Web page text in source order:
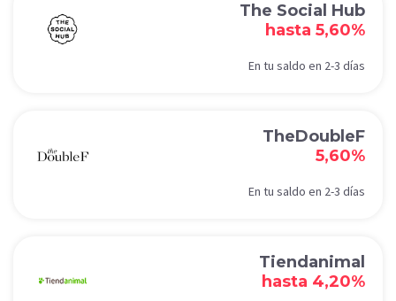
The Social Hub
hasta 5,60%
En tu saldo en 2-3 días
TheDoubleF
5,60%
En tu saldo en 2-3 días
Tiendanimal
hasta 4,20%